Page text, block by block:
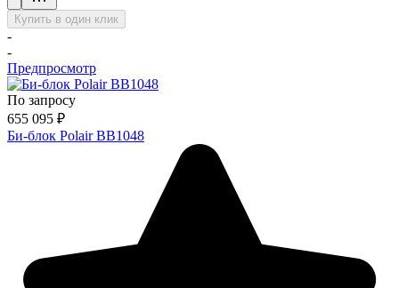
Купить в один клик
-
-
Предпросмотр
По запросу
655 095 ₽
Би-блок Polair BB1048